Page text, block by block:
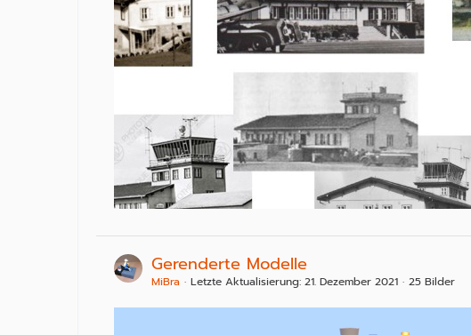
Gerenderte Modelle
MiBra Letzte Aktualisierung:21. Dezember 2021 25 Bilder